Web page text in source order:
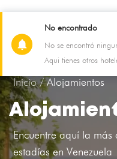
07 Aug - 08 Aug 2
Inicio /Alojamientos
Encuentre aquí la
estadías en Venezuela
No encontrado
No se encontró
Aqui tienes otros